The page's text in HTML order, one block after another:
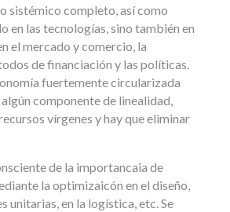
sistémico completo, así como
en las tecnologías, sino también en
el mercado y comercio, la
de financiación y las políticas.
fuertemente circularizada
componente de linealidad,
vírgenes y hay que eliminar
de la importancaia de
la optimizaicón en el diseño,
unitarias, en la logística, etc. Se